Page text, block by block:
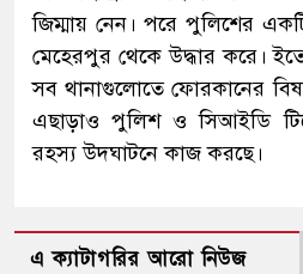
জিম্মায় নেন। পরে পুলিশের
মেহেরপুর থেকে উদ্ধার করে।
সব থানাগুলোতে ফোরকানের
এছাড়াও পুলিশ ও সিআইডি
রহস্য উদঘাটনে কাজ করছে।
এ ক্যাটাগরির আরো নিউজ